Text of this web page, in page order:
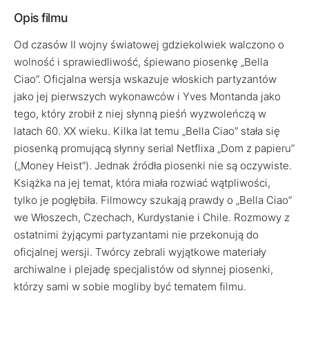
Opis filmu
Od czasów II wojny światowej gdziekolwiek walczono o
wolność i sprawiedliwość, śpiewano piosenkę „Bella
Ciao”. Oficjalna wersja wskazuje włoskich partyzantów
jako jej pierwszych wykonawców i Yves Montanda jako
tego, który zrobił z niej słynną pieśń wyzwoleńczą w
latach 60. XX wieku. Kilka lat temu „Bella Ciao” stała się
piosenką promującą słynny serial Netflixa „Dom z papieru”
(„Money Heist”). Jednak źródła piosenki nie są oczywiste.
Książka na jej temat, która miała rozwiać wątpliwości,
tylko je pogłębiła. Filmowcy szukają prawdy o „Bella Ciao”
we Włoszech, Czechach, Kurdystanie i Chile. Rozmowy z
ostatnimi żyjącymi partyzantami nie przekonują do
oficjalnej wersji. Twórcy zebrali wyjątkowe materiały
archiwalne i plejadę specjalistów od słynnej piosenki,
którzy sami w sobie mogliby być tematem filmu.